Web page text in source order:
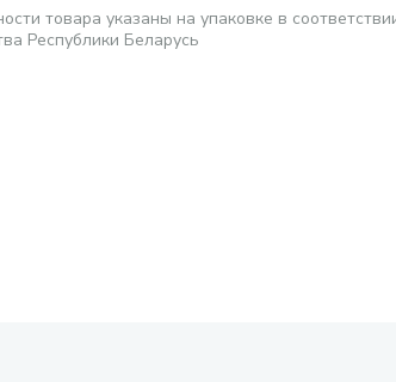
товара указаны на упаковке в
Республики Беларусь